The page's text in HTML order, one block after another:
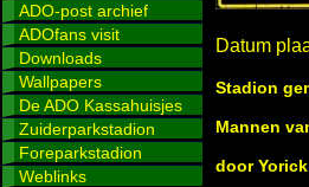
ADO-post archief
ADOfans visit
Downloads
Wallpapers
De ADO Kassahuisjes
Zuiderparkstadion
Foreparkstadion
Weblinks
Datum
Stadion
Mannen
door